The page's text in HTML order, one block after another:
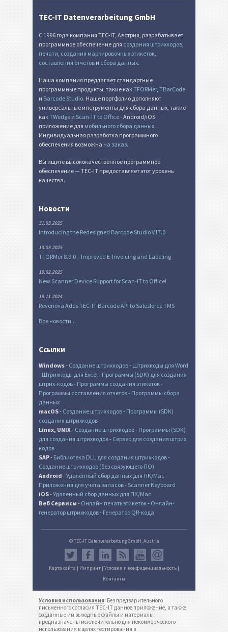
TEC-IT Datenverarbeitung GmbH
С 1996 года компания TEC-IT, Австрия, разрабатывает
программное обеспечение для создания штрихкодов,
печати, создания маркировочных этикеток,
составления отчетов и сбора данных.
Наша компания предлагает стандартные
программные продукты, такие какTFORMer, TBarCode
и Barcode Studio. Наше портфолио дополняют
универсальные инструменты для сбора данных, такие
какTWedge и Scan-IT to Office- Android/iOS
приложение для мобильного сбора данных.
Индивидуальная разработка программного
обеспечения возможна на заказ.
Вы ищите высококачественное программное
обеспечение — TEC-IT предоставляет этот уровень
качества.
Новости
31.03.2025
Introducing the Redesigned Barcode Studio V17.0
10.03.2025
TFORMer 8.9.0 – Improved E-Invoicing and Labeling
19.02.2025
New Scanner Device Support for Scan-IT to Office!
19.11.2024
Revenova Adds TEC-IT Barcode API to Salesforce TMS
Все новости...
Ссылки
Windows- Создание штрихкодов- Штрихкоды для Word
- Штрихкоды для Excel- Программы (SDK) для создания
штрих-кодов- Программы создания этикеток-
Программы составления отчетов- Программы сбора
данных
macOS- Создание штрихкодов- Программы (SDK)
создания штрихкодов
Linux, UNIX- Создание штрихкодов- Программы (SDK)
для создания штрихкодов- Сервер для создания штрих
кодов
SAP- Библиотека DLL для создания штрихкодов-
Создание штрихкодов (без связующего ПО)
Android -Удаленный сбор данных для ПК/Mac -
Приложения для учета запасов- Scanner Keyboard
iOS-Удаленный сбор данных для ПК/Mac
Веб Сервисы - Онлайн печать этикеток- Онлайн-
генератор штрихкодов- Генератор QR-кода
© TEC-IT Datenverarbeitung GmbH, Austria
Карта сайта | Импринт | Условия и конфиденциальность |
Контакты
Условия использования: Без предварительного
письменного согласия TEC-IT данное приложение, а также
созданные им выходные файлы и материалы
предназначены исключительно для некоммерческого
использования в целях тестирования в